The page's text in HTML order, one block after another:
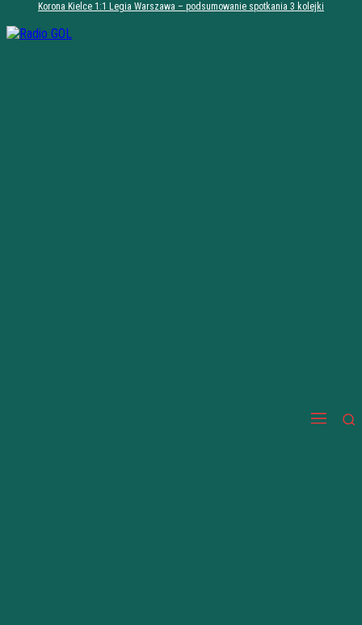
Korona Kielce 1:1 Legia Warszawa – podsumowanie spotkania 3 kolejki